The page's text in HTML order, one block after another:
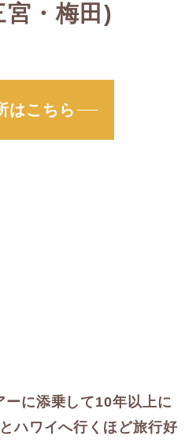
宮・梅田)
はこちら
に添乗して10年以上に
ハワイへ行くほど旅行好